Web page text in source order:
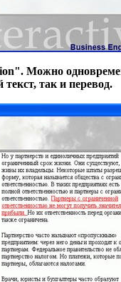
. Можно
так и перевод.